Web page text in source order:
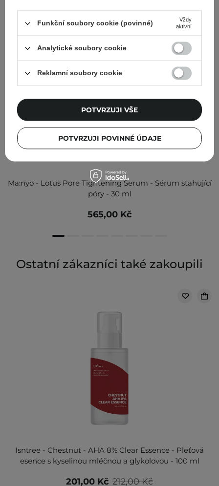
Ma:nyo - Lotus Pore Tightening Serum - Sérum stahující
póry - 30 ml
565,00 Kč
Ostatní zákazníci také zakoupili
Isntree - Chestnut - AHA 8% Clear Essence - Pleťová
esence s kyselinou mléčnou a glykolovou - 100 ml
212,00 Kč
201,00 Kč
Funkční soubory cookie (povinné)
Vždy
aktivní
Analytické soubory cookie
Reklamní soubory cookie
POTVRZUJI POVINNÉ ÚDAJE
POTVRZUJI VŠE